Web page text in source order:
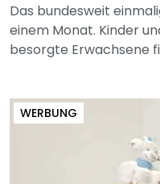
Das bundesweit
einem Monat. Kinder
besorgte Erwachsene
WERBUNG